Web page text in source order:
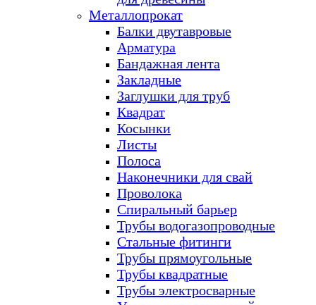
Металлопрокат
Балки двутавровые
Арматура
Бандажная лента
Закладные
Заглушки для труб
Квадрат
Косынки
Листы
Полоса
Наконечники для свай
Проволока
Спиральный барьер
Трубы водогазопроводные
Стальные фитинги
Трубы прямоугольные
Трубы квадратные
Трубы электросварные